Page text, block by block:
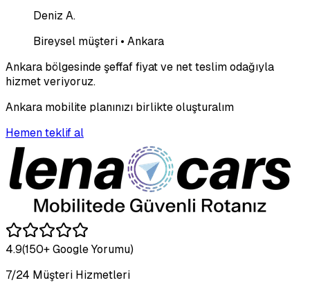
Deniz A.
Bireysel müşteri • Ankara
Ankara bölgesinde şeffaf fiyat ve net teslim odağıyla
hizmet veriyoruz.
Ankara mobilite planınızı birlikte oluşturalım
Hemen teklif al
4.9(150+ Google Yorumu)
7/24 Müşteri Hizmetleri